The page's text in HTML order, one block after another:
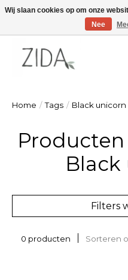
Zondag 22 maart 2026, OPEN
Home / Tags / Black unicorn
Black
Filters
0 producten Sorteren
Wij slaan cookies op om onze
Nee